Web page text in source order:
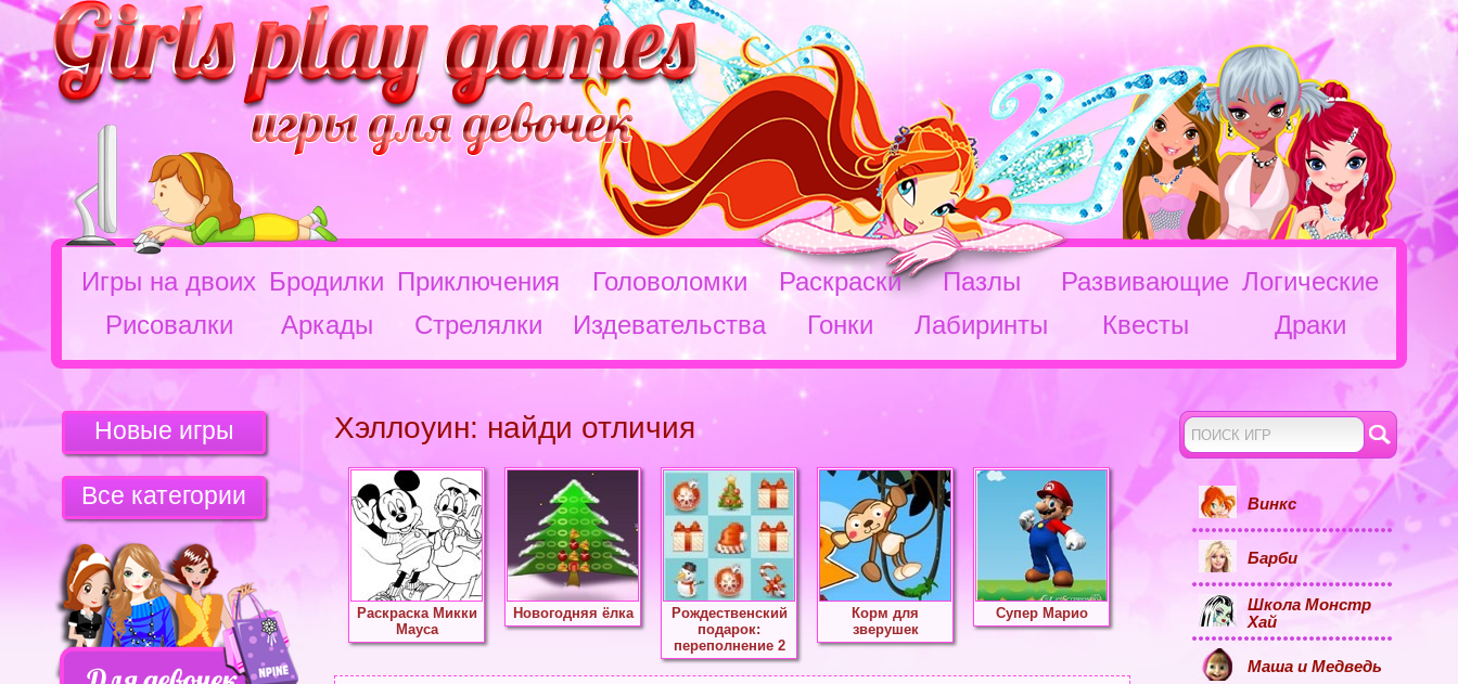
Игры на двоих Бродилки Приключения Головоломки Раскраски Пазлы Развивающие Логические
Рисовалки
Аркады Стрелялки Издевательства Гонки Лабиринты Квесты Драки
Хэллоуин: найди отличия
Раскраска Микки
Мауса
Новогодняя ёлка
Рождественский
подарок:
переполнение 2
Корм для
зверушек
Супер Марио
Новые игры
Все категории Винкс
Барби
Школа Монстр
Хай
Маша и Медведь